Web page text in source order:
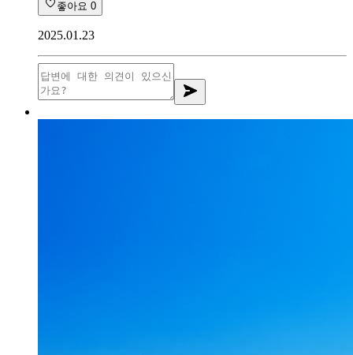
좋아요 0
2025.01.23